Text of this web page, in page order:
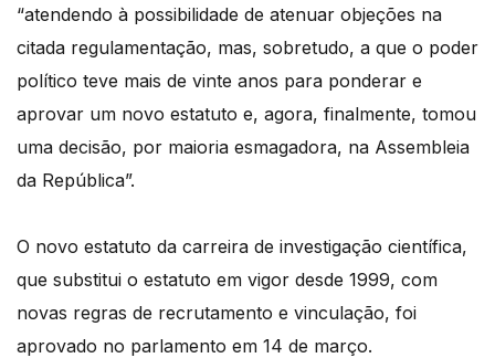
“atendendo à possibilidade de atenuar objeções na
citada regulamentação, mas, sobretudo, a que o poder
político teve mais de vinte anos para ponderar e
aprovar um novo estatuto e, agora, finalmente, tomou
uma decisão, por maioria esmagadora, na Assembleia
da República”.
O novo estatuto da carreira de investigação científica,
que substitui o estatuto em vigor desde 1999, com
novas regras de recrutamento e vinculação, foi
aprovado no parlamento em 14 de março.